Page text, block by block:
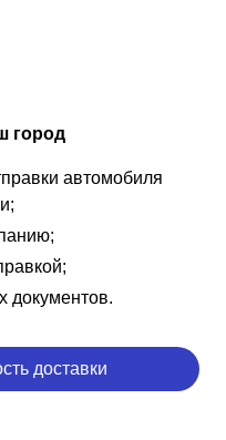
город
автомобиля
документов.
доставки